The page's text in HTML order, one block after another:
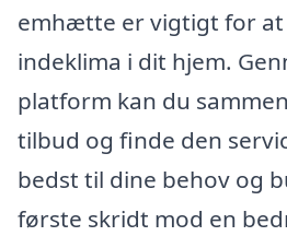
emhætte er vigtigt for
indeklima i dit hjem.
platform kan du
tilbud og finde den
bedst til dine behov og
første skridt mod en